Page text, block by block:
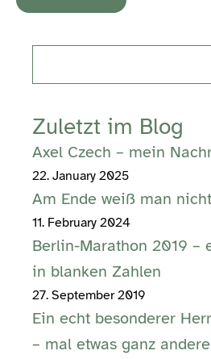
Zuletzt im Blog
Axel Czech – mein
22. January 2025
Am Ende weiß man
11. February 2024
Berlin-Marathon 2019 –
in blanken Zahlen
27. September 2019
Ein echt besonderer
– mal etwas ganz